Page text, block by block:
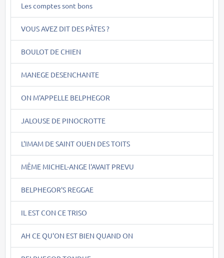
Les comptes sont bons
VOUS AVEZ DIT DES PÂTES ?
BOULOT DE CHIEN
MANEGE DESENCHANTE
ON M'APPELLE BELPHEGOR
JALOUSE DE PINOCROTTE
L'IMAM DE SAINT OUEN DES TOITS
MÊME MICHEL-ANGE l'AVAIT PREVU
BELPHEGOR'S REGGAE
IL EST CON CE TRISO
AH CE QU'ON EST BIEN QUAND ON